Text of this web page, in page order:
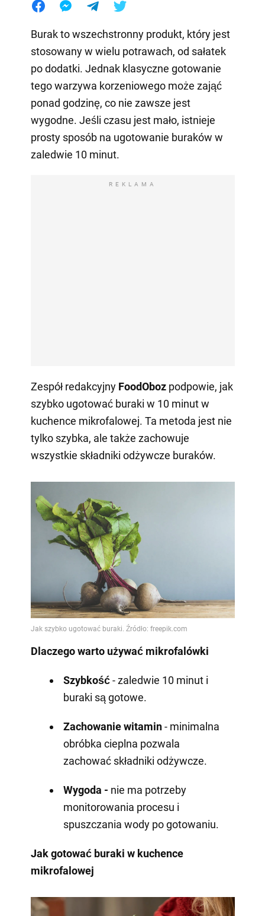
Burak to wszechstronny produkt, który jest
stosowany w wielu potrawach, od sałatek
po dodatki. Jednak klasyczne gotowanie
tego warzywa korzeniowego może zająć
ponad godzinę, co nie zawsze jest
wygodne. Jeśli czasu jest mało, istnieje
prosty sposób na ugotowanie buraków w
zaledwie 10 minut.
REKLAMA
Zespół redakcyjny FoodOboz podpowie, jak
szybko ugotować buraki w 10 minut w
kuchence mikrofalowej. Ta metoda jest nie
tylko szybka, ale także zachowuje
wszystkie składniki odżywcze buraków.
Dlaczego warto używać mikrofalówki
Szybkość- zaledwie 10 minut i
buraki są gotowe.
Zachowanie witamin- minimalna
obróbka cieplna pozwala
zachować składniki odżywcze.
Wygoda - nie ma potrzeby
monitorowania procesu i
spuszczania wody po gotowaniu.
Jak gotować buraki w kuchence
mikrofalowej